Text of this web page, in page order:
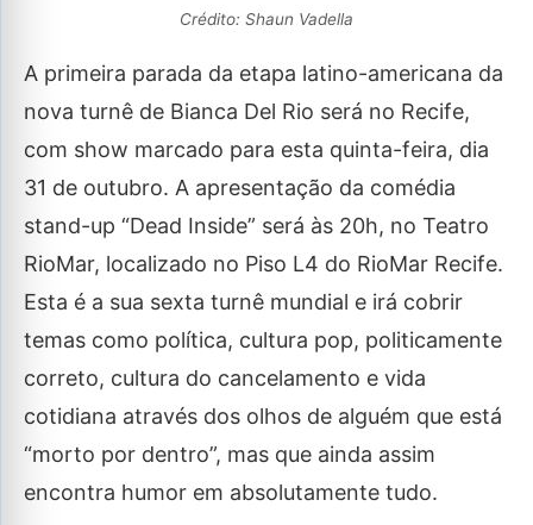
Crédito: Shaun Vadella
A primeira parada da etapa latino-americana da
nova turnê de Bianca Del Rio será no Recife,
com show marcado para esta quinta-feira, dia
31 de outubro. A apresentação da comédia
stand-up “Dead Inside” será às 20h, no Teatro
RioMar, localizado no Piso L4 do RioMar Recife.
Esta é a sua sexta turnê mundial e irá cobrir
temas como política, cultura pop, politicamente
correto, cultura do cancelamento e vida
cotidiana através dos olhos de alguém que está
“morto por dentro”, mas que ainda assim
encontra humor em absolutamente tudo.